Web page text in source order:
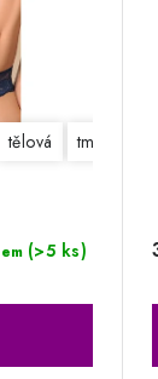
tělová tm. modrá
(>5 ks)